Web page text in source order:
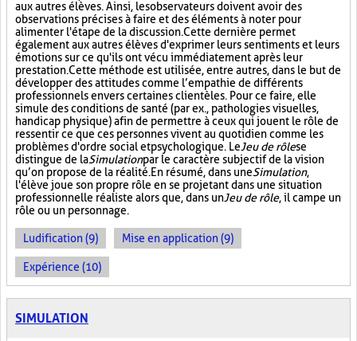
aux autres élèves. Ainsi, les observateurs doivent avoir des
observations précises à faire et des éléments à noter pour
alimenter l'étape de la discussion. Cette dernière permet
également aux autres élèves d'exprimer leurs sentiments et leurs
émotions sur ce qu'ils ont vécu immédiatement après leur
prestation. Cette méthode est utilisée, entre autres, dans le but de
développer des attitudes comme l’empathie de différents
professionnels envers certaines clientèles. Pour ce faire, elle
simule des conditions de santé (par ex., pathologies visuelles,
handicap physique) afin de permettre à ceux qui jouent le rôle de
ressentir ce que ces personnes vivent au quotidien comme les
problèmes d'ordre social et psychologique. LeJeu de rôlese
distingue de laSimulationpar le caractère subjectif de la vision
qu’on propose de la réalité. En résumé, dans uneSimulation,
l'élève joue son propre rôle en se projetant dans une situation
professionnelle réaliste alors que, dans unJeu de rôle, il campe un
rôle ou un personnage.
Ludification (9) Mise en application (9)
Expérience (10)
SIMULATION